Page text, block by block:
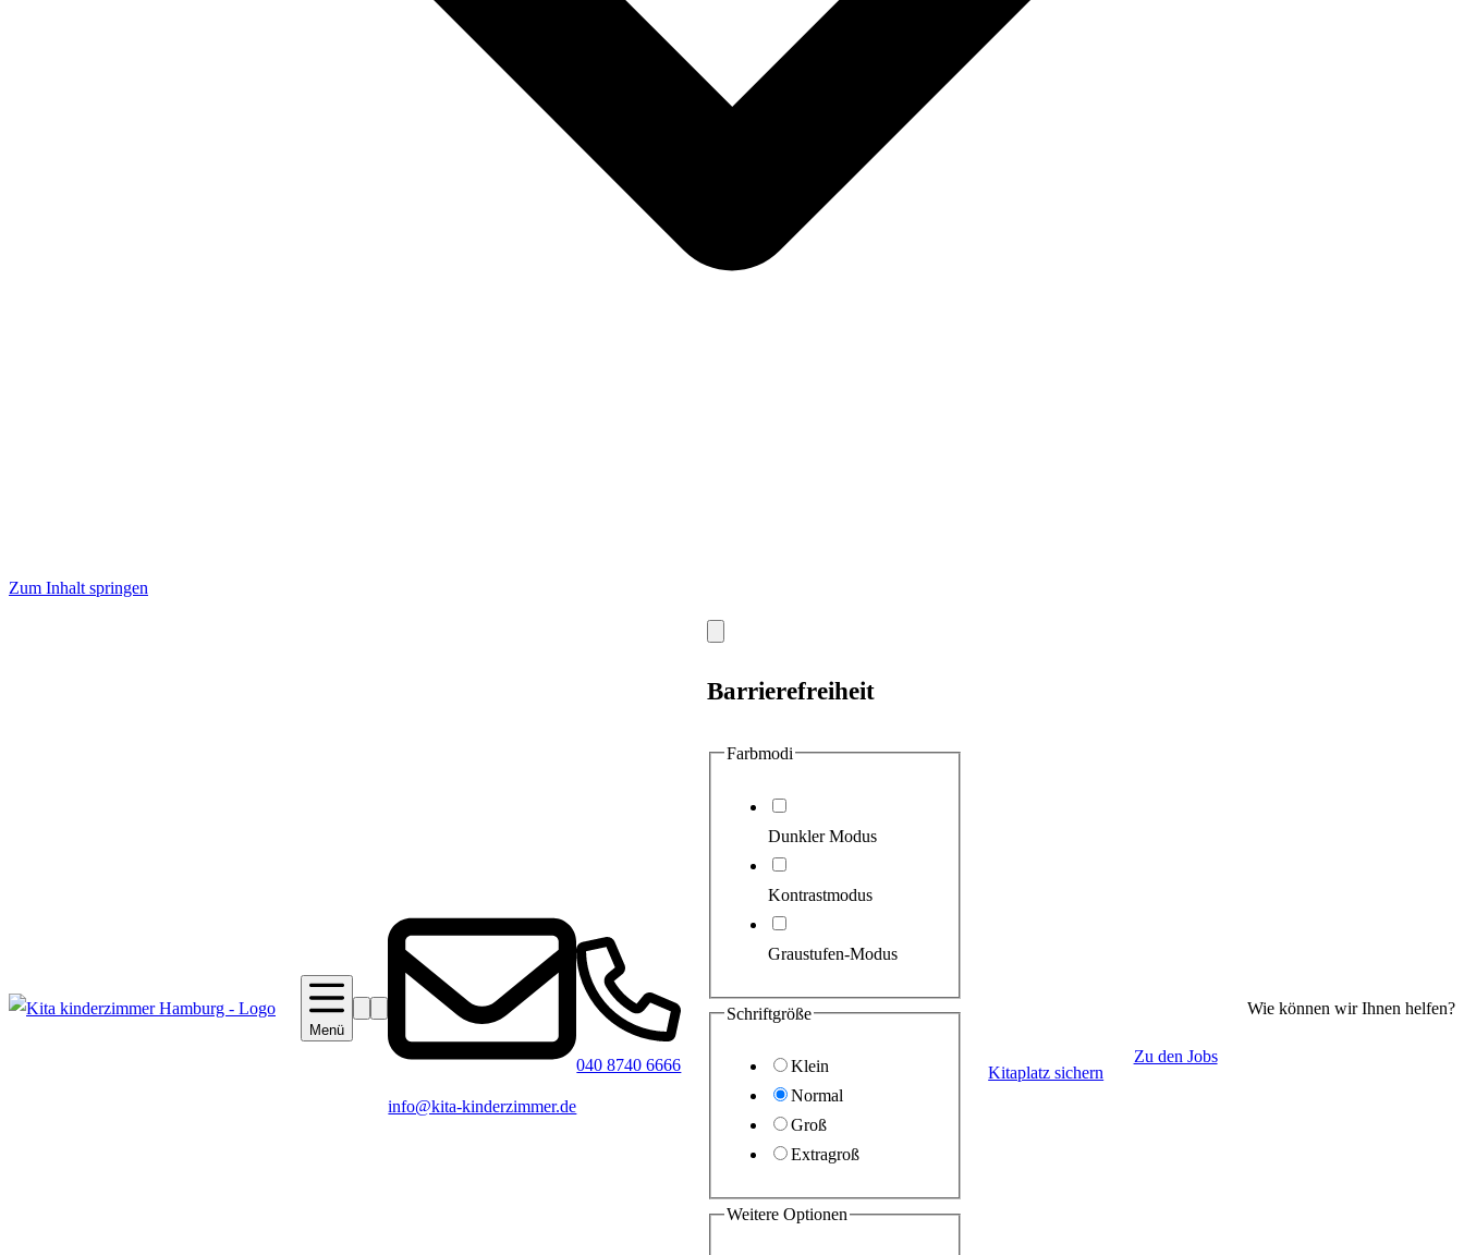
Zum Inhalt springen
Menü
Barrierefreiheit
info@kita-kinderzimmer.de
040 8740 6666
schließen
Barrierefreiheit
Farbmodi
Dunkler Modus
Kontrastmodus
Graustufen-Modus
Schriftgröße
Klein
Normal
Groß
Extragroß
Weitere Optionen
Kitaplatz sichern
Zu den Jobs
Wie können wir Ihnen helfen?